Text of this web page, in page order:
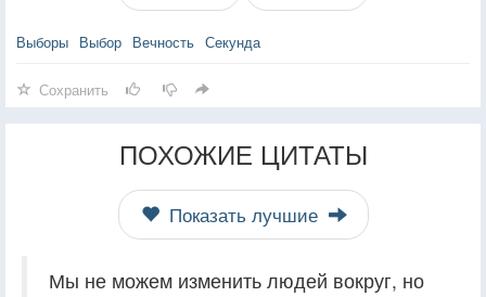
Выборы Выбор Вечность Секунда
Сохранить
ПОХОЖИЕ ЦИТАТЫ
Показать лучшие
Мы не можем изменить людей вокруг, но